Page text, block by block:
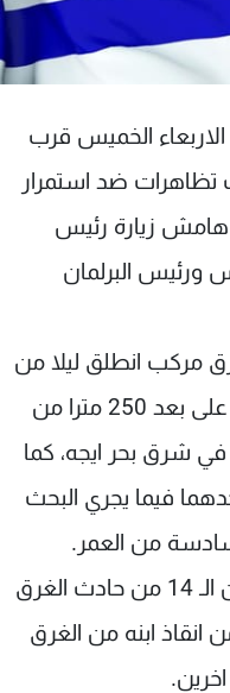
الخميس قرب
تظاهرات ضد استمرار
زيارة رئيس
ورئيس البرلمان
مركب انطلق ليلا من
تركيا كانا على متنه مع عائلتيهما على بعد 250 مترا من
شرق بحر ايجه، كما
فيما يجري البحث
من العمر.
واكد والد الطفل وهو بين الناجين الـ 14 من حادث الغرق
انقاذ ابنه من الغرق